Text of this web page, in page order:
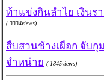
ท้าแข่งกินลำไย เงินร
( 3334views)
สืบสวนช้างเผือก จับกุ
จำหน่าย ( 1845views)